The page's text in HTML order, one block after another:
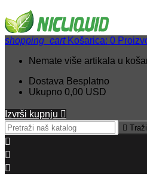
shopping_cart Košarica: 0
Nemate više artikala u
Dostava Besplatno
Ukupno 0,00 USD
Izvrši kupnju 
 Traži


